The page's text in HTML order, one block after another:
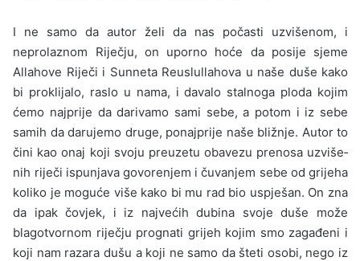
I ne samo da autor želi da nas počasti uzvišenom, i
neprolaznom Riječju, on uporno hoće da posije sjeme
Allahove Riječi i Sunneta Reuslullahova u naše duše kako
bi proklijalo, raslo u nama, i dava­lo stalnoga ploda kojim
ćemo najprije da darivamo sami sebe, a potom i iz sebe
samih da darujemo druge, ponajprije naše bližnje. Autor to
čini kao onaj koji svoju preuzetu obavezu prenosa uzviše­
nih riječi ispunjava govorenjem i čuvanjem sebe od grijeha
koliko je moguće više kako bi mu rad bio uspješan. On zna
da ipak čovjek, i iz najvećih dubina svoje duše može
blagotvornom riječju progna­ti grijeh kojim smo zagađeni i
koji nam razara dušu a koji ne samo da šteti osobi, nego iz